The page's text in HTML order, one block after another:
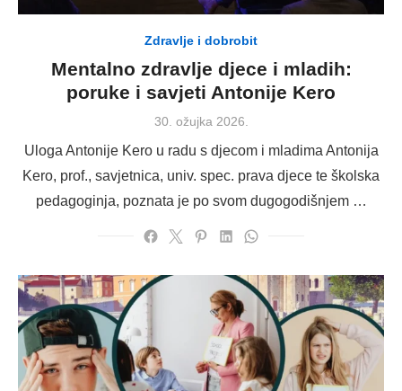
Zdravlje i dobrobit
Mentalno zdravlje djece i mladih:
poruke i savjeti Antonije Kero
Posted
30. ožujka 2026.
Uloga Antonije Kero u radu s djecom i mladima Antonija
Kero, prof., savjetnica, univ. spec. prava djece te školska
pedagoginja, poznata je po svom dugogodišnjem …